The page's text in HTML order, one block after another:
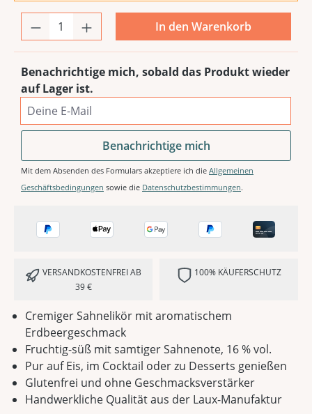
Cremiger Sahnelikör mit aromatischem
Erdbeergeschmack
Fruchtig-süß mit samtiger Sahnenote, 16 % vol.
Pur auf Eis, im Cocktail oder zu Desserts genießen
Glutenfrei und ohne Geschmacksverstärker
Handwerkliche Qualität aus der Laux-Manufaktur
In den Warenkorb
Benachrichtige mich, sobald das Produkt wieder
auf Lager ist.
Deine E-Mail
Benachrichtige mich
Mit dem Absenden des Formulars akzeptiere ich die Allgemeinen
Geschäftsbedingungen sowie die Datenschutzbestimmungen.
VERSANDKOSTENFREI AB
39 €
100% KÄUFERSCHUTZ